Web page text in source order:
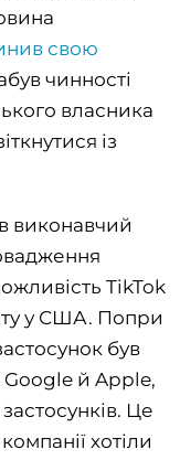
свою
чинності
власника
із
виконавчий
TikTok
у США. Попри
був
й Apple,
Це
хотіли